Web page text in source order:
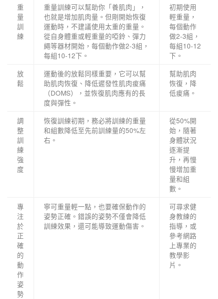
重
量
訓
練
重量訓練可以幫助你「養肌肉」，
也就是增加肌肉量。但剛開始恢復
運動時，不建議使用太重的重量。
從自身體重或輕重量的啞鈴、彈力
繩等器材開始，每個動作做2-3組，
每組10-12下。
初期使用
輕重量，
每個動作
做2-3組，
每組10-12
下。
放
鬆
運動後的放鬆同樣重要，它可以幫
助肌肉恢復、降低遲發性肌肉痠痛
（DOMS），並恢復肌肉應有的長
度與彈性。
幫助肌肉
恢復，降
低痠痛。
調
整
訓
練
強
度
恢復訓練初期，務必將訓練的重量
和組數降低至先前訓練量的50%左
右。
從50%開
始，隨著
身體狀況
逐漸提
升，再慢
慢增加重
量和組
數。
專
注
於
正
確
的
動
作
姿
勢
寧可重量輕一點，也要確保動作的
姿勢正確。錯誤的姿勢不僅會降低
訓練效果，還可能導致運動傷害。
可尋求健
身教練的
指導，或
參考網路
上專業的
教學影
片。